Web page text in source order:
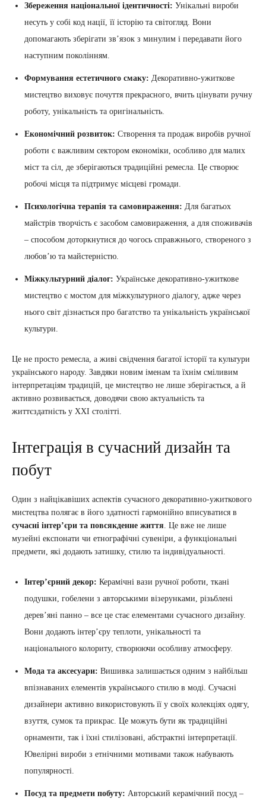
Збереження національної ідентичності: Унікальні вироби
несуть у собі код нації, її історію та світогляд. Вони
допомагають зберігати зв’язок з минулим і передавати його
наступним поколінням.
Формування естетичного смаку: Декоративно-ужиткове
мистецтво виховує почуття прекрасного, вчить цінувати ручну
роботу, унікальність та оригінальність.
Економічний розвиток: Створення та продаж виробів ручної
роботи є важливим сектором економіки, особливо для малих
міст та сіл, де зберігаються традиційні ремесла. Це створює
робочі місця та підтримує місцеві громади.
Психологічна терапія та самовираження: Для багатьох
майстрів творчість є засобом самовираження, а для споживачів
– способом доторкнутися до чогось справжнього, створеного з
любов’ю та майстерністю.
Міжкультурний діалог: Українське декоративно-ужиткове
мистецтво є мостом для міжкультурного діалогу, адже через
нього світ дізнається про багатство та унікальність української
культури.
Це не просто ремесла, а живі свідчення багатої історії та культури
українського народу. Завдяки новим іменам та їхнім сміливим
інтерпретаціям традицій, це мистецтво не лише зберігається, а й
активно розвивається, доводячи свою актуальність та
життєздатність у XXI столітті.
Інтеграція в сучасний дизайн та
побут
Один з найцікавіших аспектів сучасного декоративно-ужиткового
мистецтва полягає в його здатності гармонійно вписуватися в
сучасні інтер’єри та повсякденне життя. Це вже не лише
музейні експонати чи етнографічні сувеніри, а функціональні
предмети, які додають затишку, стилю та індивідуальності.
Інтер’єрний декор: Керамічні вази ручної роботи, ткані
подушки, гобелени з авторськими візерунками, різьблені
дерев’яні панно – все це стає елементами сучасного дизайну.
Вони додають інтер’єру теплоти, унікальності та
національного колориту, створюючи особливу атмосферу.
Мода та аксесуари: Вишивка залишається одним з найбільш
впізнаваних елементів українського стилю в моді. Сучасні
дизайнери активно використовують її у своїх колекціях одягу,
взуття, сумок та прикрас. Це можуть бути як традиційні
орнаменти, так і їхні стилізовані, абстрактні інтерпретації.
Ювелірні вироби з етнічними мотивами також набувають
популярності.
Посуд та предмети побуту: Авторський керамічний посуд –